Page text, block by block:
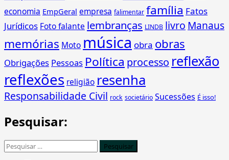
economia EmpGeral empresa falimentar família Fatos
Jurídicos Foto falante lembranças LINDB livro Manaus
memórias Moto música obra obras
Obrigações Pessoas Política processo reflexão
reflexões religião resenha
Responsabilidade Civil rock societário Sucessões É isso!
Pesquisar:
Pesquisar